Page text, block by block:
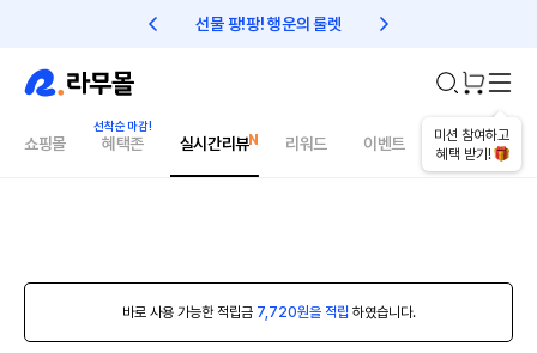
선물 팡!팡! 행운의 룰렛 친구초대 1만원 리워드!
미션 참여하고
혜택 받기!
쇼핑몰 혜택존 실시간리뷰 리워드 이벤트 건강매거진
바로 사용 가능한 적립금 7,720원을 적립 하였습니다.